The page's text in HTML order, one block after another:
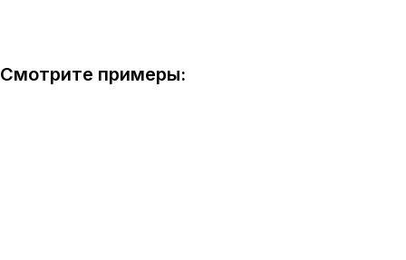
Смотрите примеры: